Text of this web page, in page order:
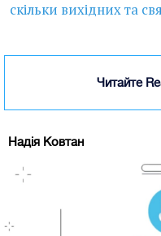
скільки вихідних та
Читайте
Надія Ковтан